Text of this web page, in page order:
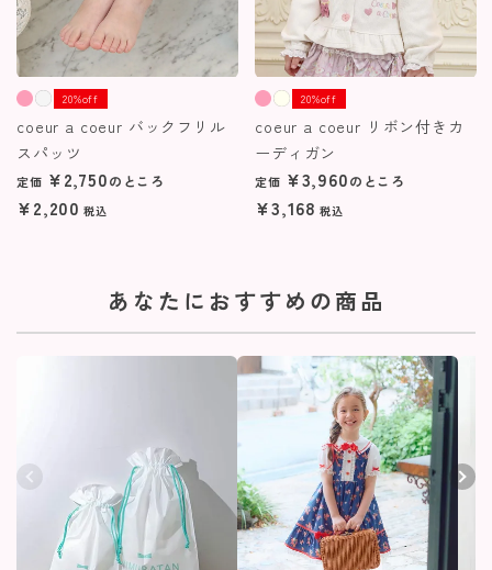
20%off
coeur a coeur バックフリル
スパッツ
定価 ¥2,750のところ
¥2,200 税込
20%off
coeur a coeur リボン付きカ
ーディガン
定価 ¥3,960のところ
¥3,168 税込
あなたにおすすめの商品